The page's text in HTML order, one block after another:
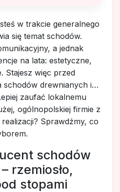
w trakcie generalnego
się temat schodów.
a jednak
na lata: estetyczne,
Stajesz więc przed
schodów drewnianych i…
zaufać lokalnemu
ogólnopolskiej firmie z
Sprawdźmy, co
schodów
rzemiosło,
stopami